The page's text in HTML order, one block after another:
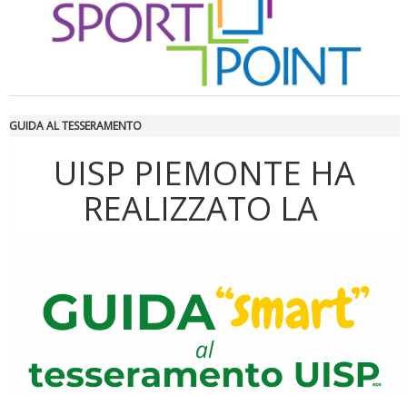
Luglio 2026: "Pensando con i piedi, si possono fare le
GUIDA AL TESSERAMENTO
UISP PIEMONTE HA
REALIZZATO LA